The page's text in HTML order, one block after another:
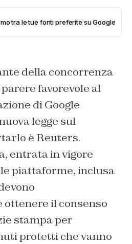
tra le tue fonti preferite su Google
della concorrenza
favorevole al
di Google
legge sul
è Reuters.
entrata in vigore
le piattaforme, inclusa
il consenso
stampa per
protetti che vanno